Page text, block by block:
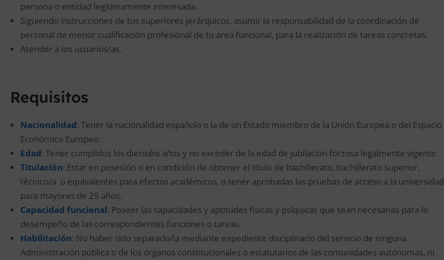
persona o entidad legítimamente interesada.
Siguiendo instrucciones de tus superiores jerárquicos, asumir la responsabilidad de la coordinación de
personal de menor cualificación profesional de tu área funcional, para la realización de tareas concretas.
Atender a los usuarios/as.
Requisitos
Nacionalidad: Tener la nacionalidad española o la de un Estado miembro de la Unión Europea o del Espacio
Económico Europeo.
Edad: Tener cumplidos los dieciséis años y no exceder de la edad de jubilación forzosa legalmente vigente.
Titulación: Estar en posesión o en condición de obtener el título de bachillerato, bachillerato superior,
técnico/a o equivalentes para efectos académicos, o tener aprobadas las pruebas de acceso a la universidad
para mayores de 25 años.
Capacidad funcional: Poseer las capacidades y aptitudes físicas y psíquicas que sean necesarias para lo
desempeño de las correspondientes funciones o tareas.
Habilitación: No haber sido separado/la mediante expediente disciplinario del servicio de ninguna
Administración pública o de los órganos constitucionales o estatutarios de las comunidades autónomas, ni